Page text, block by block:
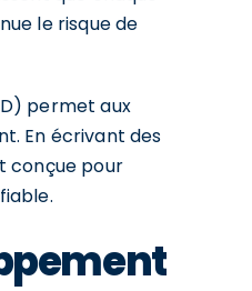
le risque de
permet aux
En écrivant des
conçue pour